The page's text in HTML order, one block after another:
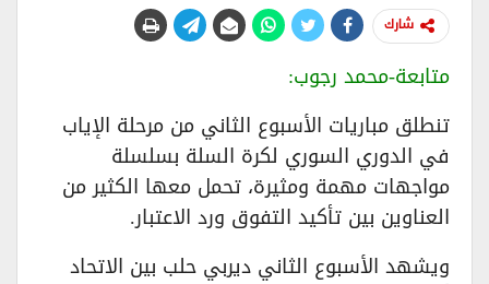
شارك
متابعة-محمد رجوب:
تنطلق مباريات الأسبوع الثاني من مرحلة الإياب
في الدوري السوري لكرة السلة بسلسلة
مواجهات مهمة ومثيرة، تحمل معها الكثير من
العناوين بين تأكيد التفوق ورد الاعتبار.
ويشهد الأسبوع الثاني ديربي حلب بين الاتحاد